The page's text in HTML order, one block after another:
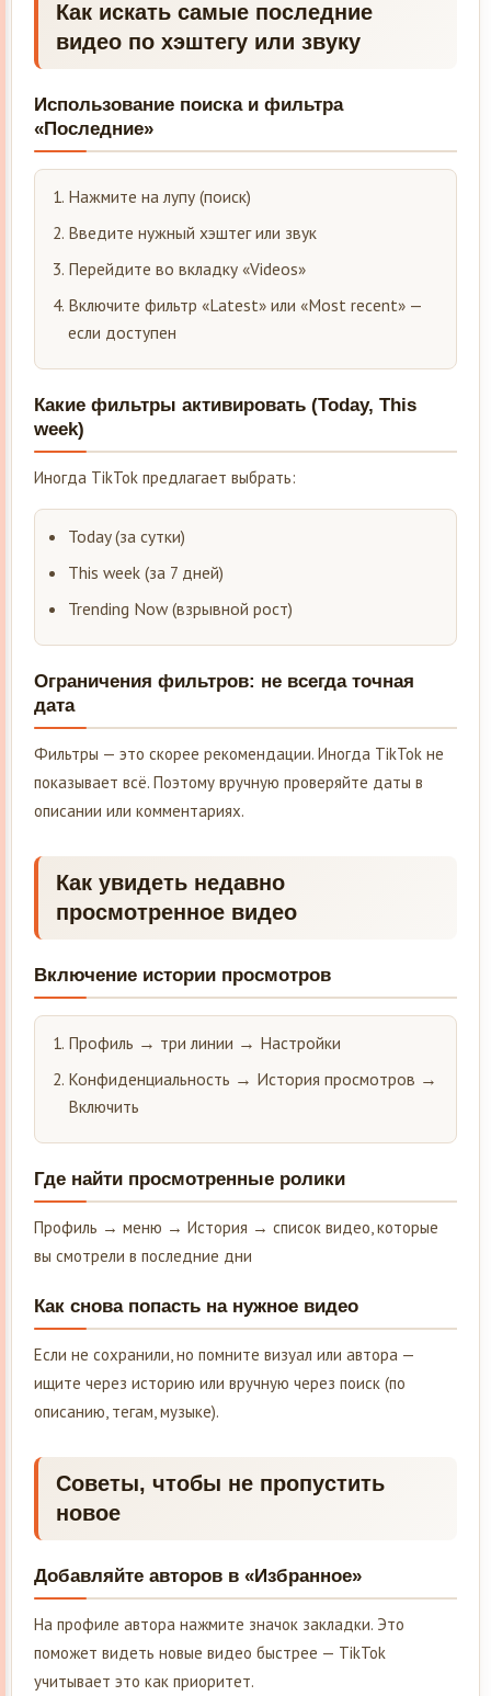
Как искать самые последние
видео по хэштегу или звуку
Использование поиска и фильтра
«Последние»
Нажмите на лупу (поиск)
Введите нужный хэштег или звук
Перейдите во вкладку «Videos»
Включите фильтр «Latest» или «Most recent» —
если доступен
Какие фильтры активировать (Today, This
week)
Иногда TikTok предлагает выбрать:
Today (за сутки)
This week (за 7 дней)
Trending Now (взрывной рост)
Ограничения фильтров: не всегда точная
дата
Фильтры — это скорее рекомендации. Иногда TikTok не
показывает всё. Поэтому вручную проверяйте даты в
описании или комментариях.
Как увидеть недавно
просмотренное видео
Включение истории просмотров
Профиль → три линии → Настройки
Конфиденциальность → История просмотров →
Включить
Где найти просмотренные ролики
Профиль → меню → История → список видео, которые
вы смотрели в последние дни
Как снова попасть на нужное видео
Если не сохранили, но помните визуал или автора —
ищите через историю или вручную через поиск (по
описанию, тегам, музыке).
Советы, чтобы не пропустить
новое
Добавляйте авторов в «Избранное»
На профиле автора нажмите значок закладки. Это
поможет видеть новые видео быстрее — TikTok
учитывает это как приоритет.